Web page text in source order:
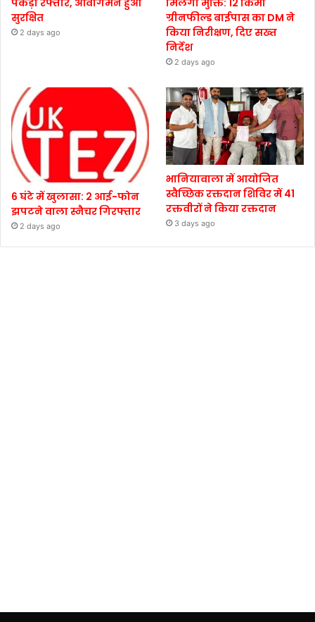
सुरक्षित
2 days ago
ग्रीनफील्ड बाईपास का DM ने
किया निरीक्षण, दिए सख्त
निर्देश
2 days ago
6 घंटे में खुलासा: 2 आई-फोन
झपटने वाला स्नैचर गिरफ्तार
2 days ago
भानियावाला में आयोजित
स्वैच्छिक रक्तदान शिविर में 41
रक्तवीरों ने किया रक्तदान
3 days ago